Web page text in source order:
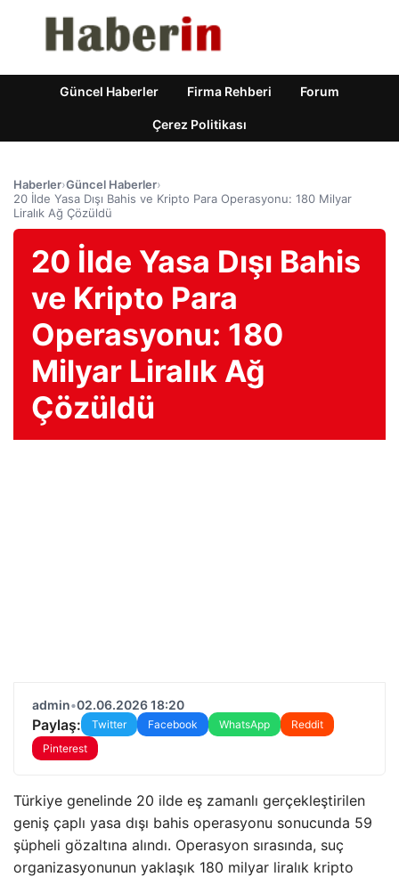
Güncel Haberler Firma Rehberi Forum
Çerez Politikası
Haberler›Güncel Haberler›
20 İlde Yasa Dışı Bahis ve Kripto Para Operasyonu: 180 Milyar
Liralık Ağ Çözüldü
20 İlde Yasa Dışı Bahis
ve Kripto Para
Operasyonu: 180
Milyar Liralık Ağ
Çözüldü
admin•02.06.2026 18:20
Paylaş: Twitter Facebook WhatsApp
Reddit
Pinterest
Türkiye genelinde 20 ilde eş zamanlı gerçekleştirilen
geniş çaplı yasa dışı bahis operasyonu sonucunda 59
şüpheli gözaltına alındı. Operasyon sırasında, suç
organizasyonunun yaklaşık 180 milyar liralık kripto